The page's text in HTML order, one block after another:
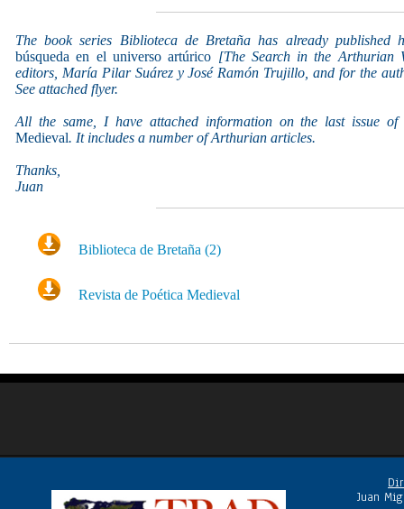
The book series Biblioteca de Bretaña has already published
búsqueda en el universo artúrico [The Search in the Arthurian
editors, María Pilar Suárez y José Ramón Trujillo, and for the
See attached flyer.
All the same, I have attached information on the last issue
Medieval. It includes a number of Arthurian articles.
Thanks,
Juan
Biblioteca de Bretaña (2)
Revista de Poética Medieval
Juan